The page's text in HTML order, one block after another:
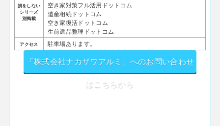
損をしない
シリーズ
別掲載
空き家対策フル活用ドットコム
遺産相続ドットコム
空き家復活ドットコム
生前遺品整理ドットコム
アクセス 駐車場あります。
「株式会社ナカザワアルミ」へのお問い合わせ
はこちらから